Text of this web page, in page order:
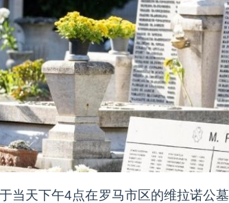
当天下午4点在罗马市区的维拉诺公墓